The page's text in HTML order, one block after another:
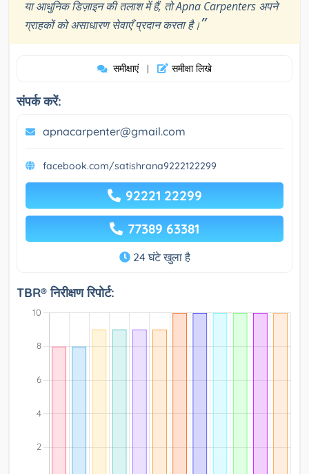
या आधुनिक डिज़ाइन की तलाश में हैं, तो Apna Carpenters अपने
ग्राहकों को असाधारण सेवाएँ प्रदान करता है।”
समीक्षाएं | समीक्षा लिखे
संपर्क करें:
apnacarpenter@gmail.com
facebook.com/satishrana9222122299
92221 22299
77389 63381
24 घंटे खुला है
TBR® निरीक्षण रिपोर्ट: